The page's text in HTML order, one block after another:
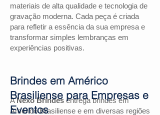
materiais de alta qualidade e tecnologia de
gravação moderna. Cada peça é criada
para refletir a essência da sua empresa e
transformar simples lembranças em
experiências positivas.
ANexo Brindes entrega brindes em
Américo Brasiliense e em diversas regiões
Brindes em Américo
Brasiliense para Empresas e
Eventos